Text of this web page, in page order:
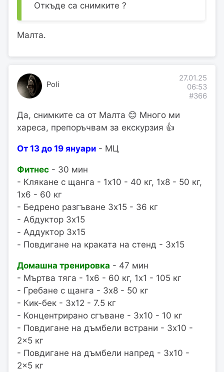
Откъде са снимките ?
Малта.
Poli
27.01.25
06:53
#366
Да, снимките са от Малта 😊 Много ми
хареса, препоръчвам за екскурзия 👍
От 13 до 19 януари - МЦ
Фитнес - 30 мин
- Клякане с щанга - 1x10 - 40 кг, 1x8 - 50 кг,
1x6 - 60 кг
- Бедрено разгъване 3x15 - 36 кг
- Абдуктор 3x15
- Аддуктор 3x15
- Повдигане на краката на стенд - 3x15
Домашна тренировка - 47 мин
- Мъртва тяга - 1x6 - 60 кг, 1x1 - 105 кг
- Гребане с щанга - 3x8 - 50 кг
- Кик-бек - 3x12 - 7.5 кг
- Концентрирано сгъване - 3x10 - 10 кг
- Повдигане на дъмбели встрани - 3x10 -
2x5 кг
- Повдигане на дъмбели напред - 3x10 -
2x5 кг